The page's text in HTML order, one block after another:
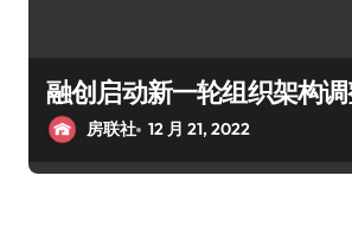
融创启动新一轮组织架构
房联社 12 月 21, 2022